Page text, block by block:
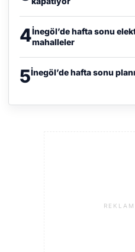
4İnegöl’de hafta sonu
mahalleler
5İnegöl’de hafta sonu